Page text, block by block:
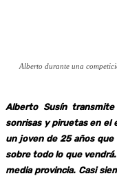
Alberto durante una
Alberto Susín
sonrisas y piruetas en el
un joven de 25 años que
sobre todo lo que
media provincia. Casi